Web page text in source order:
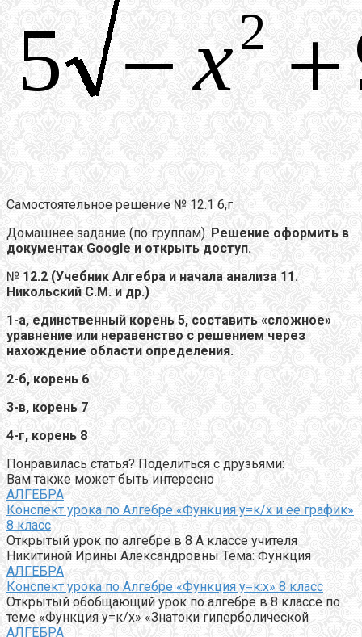
Самостоятельное решение № 12.1 б,г.
Домашнее задание (по группам). Решение оформить в
документах Google и открыть доступ.
№ 12.2 (Учебник Алгебра и начала анализа 11.
Никольский С.М. и др.)
1-а, единственный корень 5, составить «сложное»
уравнение или неравенство с решением через
нахождение области определения.
2-б, корень 6
3-в, корень 7
4-г, корень 8
Понравилась статья? Поделиться с друзьями:
Вам также может быть интересно
АЛГЕБРА
Конспект урока по Алгебре «Функция у=к/х и её график»
8 класс
Открытый урок по алгебре в 8 А классе учителя
Никитиной Ирины Александровны Тема: Функция
АЛГЕБРА
Конспект урока по Алгебре «Функция у=к:х» 8 класс
Открытый обобщающий урок по алгебре в 8 классе по
теме «Функция у=к/х» «Знатоки гиперболической
АЛГЕБРА